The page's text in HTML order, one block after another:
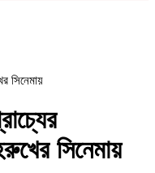
সিনেমায়
সিনেমায়